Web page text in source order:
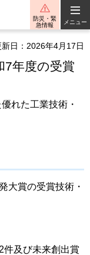
防災・緊
急情報
メニュー
新日：2026年4月17日
7年度の受賞
れた工業技術・
大賞の受賞技術・
件及び未来創出賞